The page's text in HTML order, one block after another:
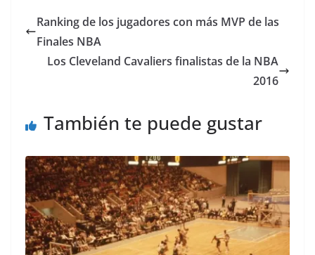
Ranking de los jugadores con más MVP de las
Finales NBA
Los Cleveland Cavaliers finalistas de la NBA
2016
También te puede gustar